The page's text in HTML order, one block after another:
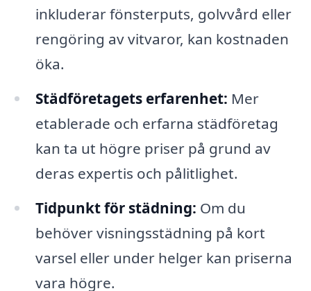
inkluderar fönsterputs, golvvård eller
rengöring av vitvaror, kan kostnaden
öka.
Städföretagets erfarenhet: Mer
etablerade och erfarna städföretag
kan ta ut högre priser på grund av
deras expertis och pålitlighet.
Tidpunkt för städning: Om du
behöver visningsstädning på kort
varsel eller under helger kan priserna
vara högre.